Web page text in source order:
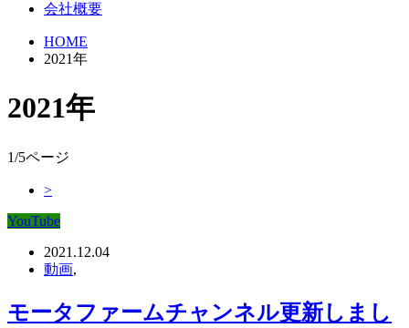
会社概要
HOME
2021年
2021年
1/5ページ
>
YouTube
2021.12.04
動画,
モータファームチャンネル更新しまし